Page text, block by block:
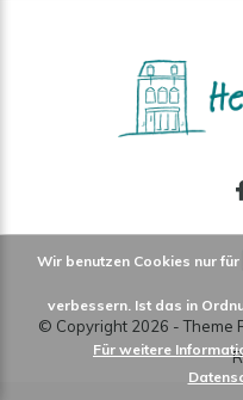
© Copyright 2026 - Theme
Wir benutzen Cookies nur
verbessern. Ist das in
Für weitere